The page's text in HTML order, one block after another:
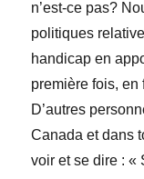
n’est-ce pas?
politiques
handicap en
première fois, en
D’autres
Canada et dans
voir et se dire : «